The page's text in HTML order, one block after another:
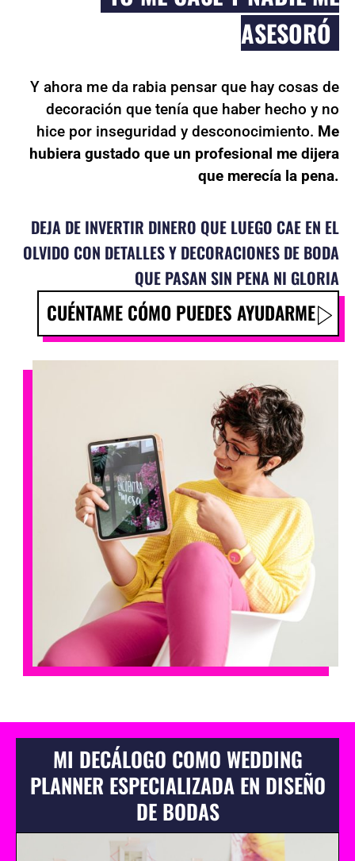
ASESORÓ
Y ahora me da rabia pensar que hay cosas de
decoración que tenía que haber hecho y no
hice por inseguridad y desconocimiento. Me
hubiera gustado que un profesional me dijera
que merecía la pena.
DEJA DE INVERTIR DINERO QUE LUEGO CAE EN EL
OLVIDO CON DETALLES Y DECORACIONES DE BODA
QUE PASAN SIN PENA NI GLORIA
CUÉNTAME CÓMO PUEDES AYUDARME
MI DECÁLOGO COMO WEDDING
PLANNER ESPECIALIZADA EN DISEÑO
DE BODAS